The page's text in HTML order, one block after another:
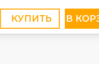
КУПИТЬ